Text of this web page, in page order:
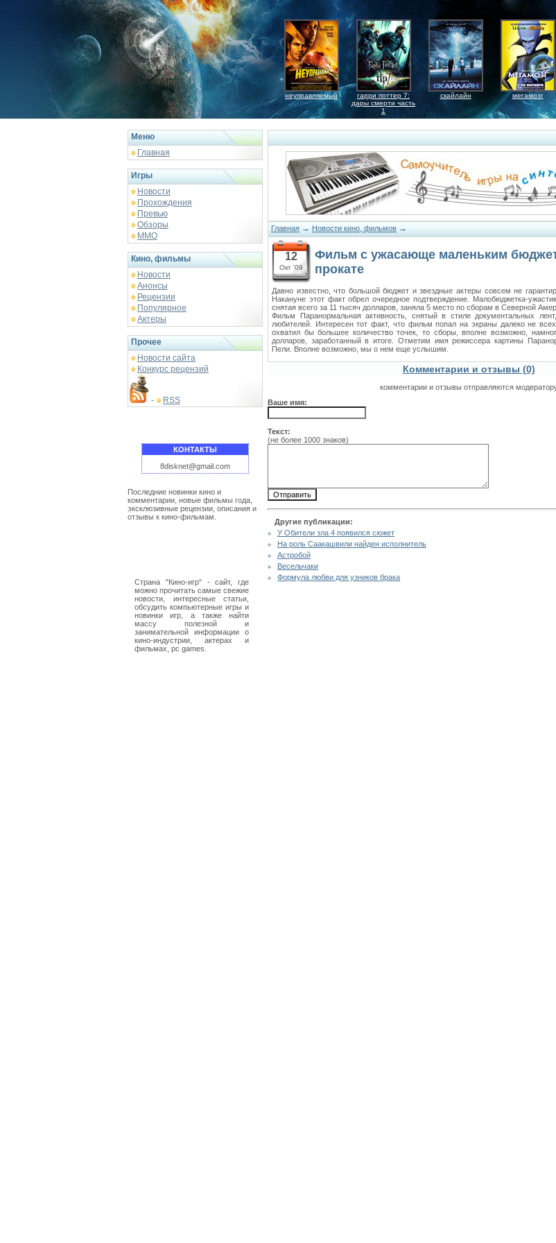
неуправляемый
гарри поттер 7:
дары смерти часть
1
скайлайн мегамозг
Меню
Главная
Игры
Новости
Прохождения
Превью
Обзоры
ММО
Кино, фильмы
Новости
Анонсы
Рецензии
Популярное
Актеры
Прочее
Новости сайта
Конкурс рецензий
- RSS
КОНТАКТЫ
8disknet@gmail.com
Последние новинки кино и
комментарии, новые фильмы года,
эксклюзивные рецензии, описания и
отзывы к кино-фильмам.
Страна "Кино-игр" - сайт, где
можно прочитать самые свежие
новости, интересные статьи,
обсудить компьютерные игры и
новинки игр, а также найти
массу полезной и
занимательной информации о
кино-индустрии, актерах и
фильмах, pc games.
Главная → Новости кино, фильмов →
12
Окт '09
Фильм с ужасающе маленьким
прокате
Давно известно, что большой бюджет и звездные актеры совсем не
Накануне этот факт обрел очередное подтверждение. Малобюджетка-
снятая всего за 11 тысяч долларов, заняла 5 место по сборам в Северной
Фильм Паранормальная активность, снятый в стиле документальных
любителей. Интересен тот факт, что фильм попал на экраны далеко не
охватил бы большее количество точек, то сборы, вполне возможно,
долларов, заработанный в итоге. Отметим имя режиссера картины
Пели. Вполне возможно, мы о нем еще услышим.
Комментарии и отзывы (0)
комментарии и отзывы отправляются
Ваше имя:
Текст:
(не более 1000 знаков)
Другие публикации:
У Обители зла 4 появился сюжет
На роль Саакашвили найден исполнитель
Астробой
Весельчаки
Формула любви для узников брака